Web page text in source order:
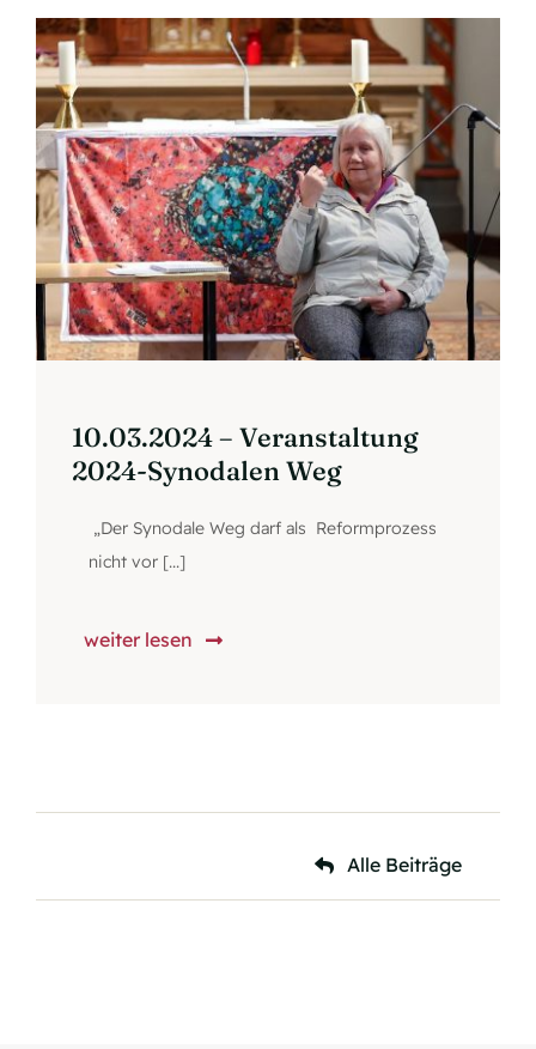
Kontakt
Mitglied werden
10.03.2024 – Veranstaltung
2024-Synodalen Weg
„Der Synodale Weg darf als Reformprozess
nicht vor [...]
weiter lesen
Alle Beiträge